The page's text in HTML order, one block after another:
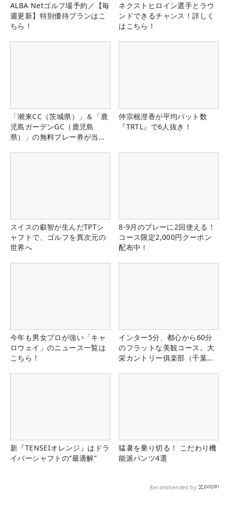
ALBA Netゴルフ場予約／【毎
週更新】特別優待プランはこ
ちら！
ネクストヒロイン選手とラウ
ンドできるチャンス！詳しく
はこちら！
「潮来CC（茨城県）」＆「鹿
児島ガーデンGC（鹿児島
県）」の無料プレー券が当た
仲宗根澄香が平均パット数
『TRTL』で6人抜き！
スイスの叡智が生んだTPTシ
ャフトで、ゴルフを異次元の
世界へ
8-9月のプレーに2回使える！
コース限定2,000円クーポン
配布中！
今年も男女プロが強い「キャ
ロウェイ」のニュース一覧は
こちら！
インター5分、都心から60分
のフラットな美観コース。大
栄カントリー俱楽部（千葉
新『TENSEIオレンジ』はドラ
イバーシャフトの“最適解”
猛暑を乗り切る！ こだわり機
能派パンツ4選
Recommended by